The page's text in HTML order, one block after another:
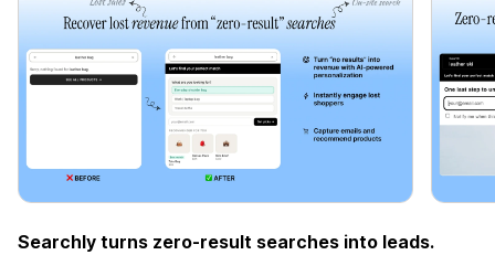
Searchly turns zero-result searches into leads.